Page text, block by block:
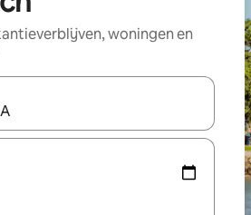
woningen en
beschikbaar zijn, maak je een